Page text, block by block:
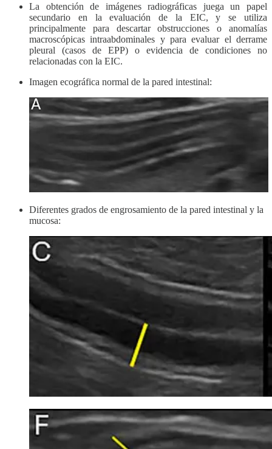
La obtención de imágenes radiográficas juega un papel
secundario en la evaluación de la EIC, y se utiliza
principalmente para descartar obstrucciones o anomalías
macroscópicas intraabdominales y para evaluar el derrame
pleural (casos de EPP) o evidencia de condiciones no
relacionadas con la EIC.
Imagen ecográfica normal de la pared intestinal:
Diferentes grados de engrosamiento de la pared intestinal y la
mucosa: